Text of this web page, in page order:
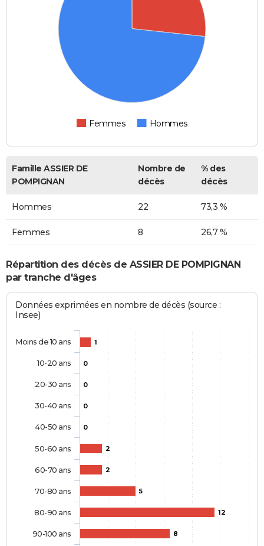
Femmes Hommes
Famille ASSIER DE
POMPIGNAN
Nombre de
décès
% des
décès
Hommes 22 73,3 %
Femmes 8 26,7 %
Répartition des décès de ASSIER DE POMPIGNAN
par tranche d'âges
Données exprimées en nombre de décès (source :
Insee)
1
0
0
0
0
2
2
5
12
8
Moins de 10 ans
10-20 ans
20-30 ans
30-40 ans
40-50 ans
50-60 ans
60-70 ans
70-80 ans
80-90 ans
90-100 ans